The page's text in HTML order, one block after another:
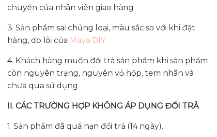
chuyển của nhân viên giao hàng
3. Sản phẩm sai chủng loại, màu sắc so với khi đặt
hàng, do lỗi của Maya DIY
4. Khách hàng muốn đổi trả sản phầm khi sản phẩm
còn nguyên trạng, nguyên vỏ hộp, tem nhãn và
chưa qua sử dụng
II. CÁC TRƯỜNG HỢP KHÔNG ÁP DỤNG ĐỔI TRẢ
1. Sản phẩm đã quá hạn đổi trả (14 ngày).